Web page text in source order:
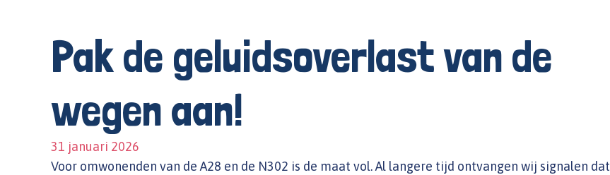
Pak de geluidsoverlast van de
wegen aan!
31 januari 2026
Voor omwonenden van de A28 en de N302 is de maat vol. Al langere tijd ontvangen wij signalen dat